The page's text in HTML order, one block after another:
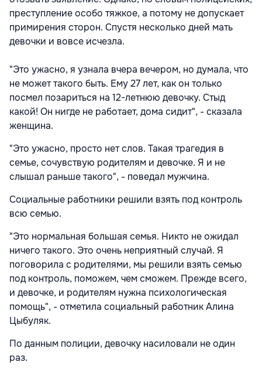
преступление особо тяжкое, а потому не допускает
примирения сторон. Спустя несколько дней мать
девочки и вовсе исчезла.
"Это ужасно, я узнала вчера вечером, но думала, что
не может такого быть. Ему 27 лет, как он только
посмел позариться на 12-летнюю девочку. Стыд
какой! Он нигде не работает, дома сидит", - сказала
женщина.
"Это ужасно, просто нет слов. Такая трагедия в
семье, сочувствую родителям и девочке. Я и не
слышал раньше такого", - поведал мужчина.
Социальные работники решили взять под контроль
всю семью.
"Это нормальная большая семья. Никто не ожидал
ничего такого. Это очень неприятный случай. Я
поговорила с родителями, мы решили взять семью
под контроль, поможем, чем сможем. Прежде всего,
и девочке, и родителям нужна психологическая
помощь", - отметила социальный работник Алина
Цыбуляк.
По данным полиции, девочку насиловали не один
раз.